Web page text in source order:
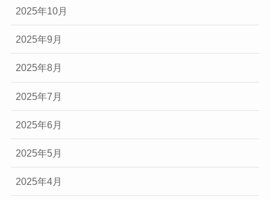
2025年10月
2025年9月
2025年8月
2025年7月
2025年6月
2025年5月
2025年4月